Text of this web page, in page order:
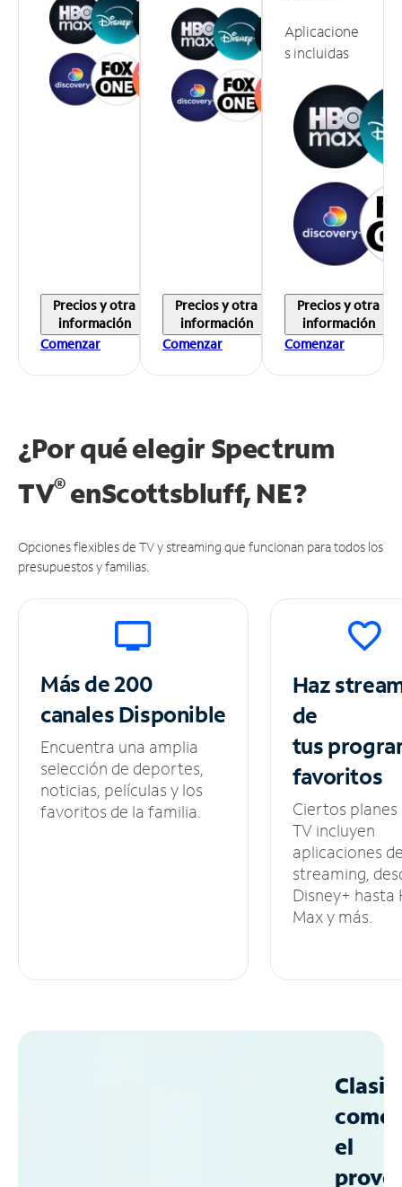
Precios y otra
información
Comenzar
Precios y otra
información
Comenzar
Aplicacione
s incluidas
Precios y otra
información
Comenzar
¿Por qué elegir Spectrum
TV®enScottsbluff, NE?
Opciones flexibles de TV y streaming que funcionan para todos los
presupuestos y familias.
Más de 200
canalesDisponible
Encuentra una amplia
selección de deportes,
noticias, películas y los
favoritos de la familia.
Haz
de
tus
favoritos
Ciertos planes
TV incluyen
aplicaciones
streaming,
Disney+ hasta
Max y más.
como
el